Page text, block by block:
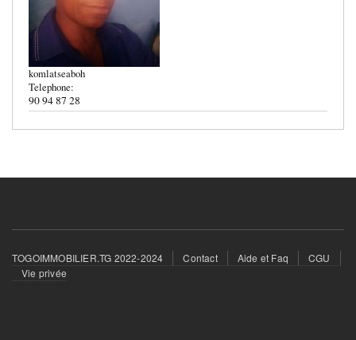
komlatseaboh
Telephone:
90 94 87 28
Footer
menu
TOGOIMMOBILIER.TG 2022-2024 Contact Aide et Faq
CGU
Vie privée